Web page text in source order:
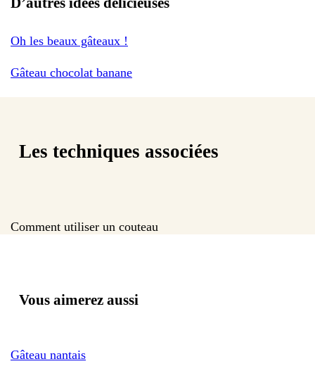
Oh les beaux gâteaux !
Gâteau chocolat banane
Les techniques associées
Comment utiliser un couteau
Vous aimerez aussi
Gâteau nantais